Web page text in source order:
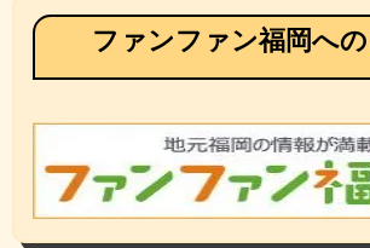
ファンファン福岡へ